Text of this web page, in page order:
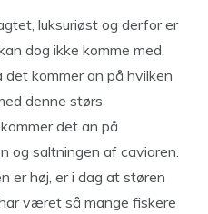
luksuriøst og derfor er
dog ikke komme med
kommer an på hvilken
denne størs
det an på
og saltningen af caviaren.
er høj, er i dag at støren
været så mange fiskere